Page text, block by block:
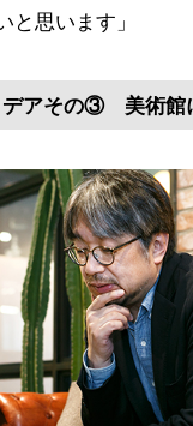
と思います」
デアその③ 美術館